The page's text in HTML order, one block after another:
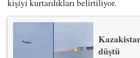
kişiyi kurtardıkları belirtiliyor.
düştü